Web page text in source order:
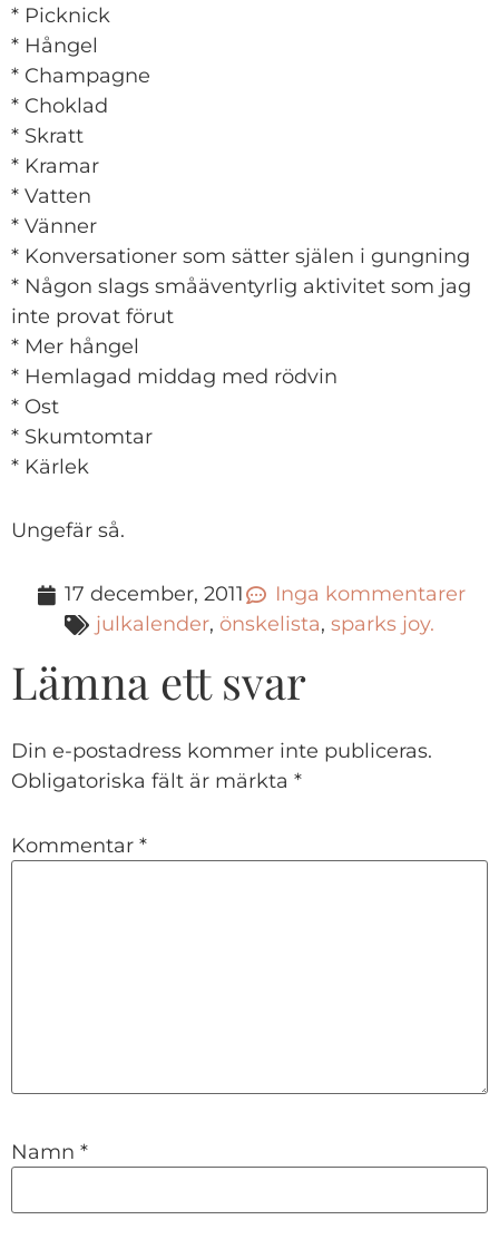
* Picknick
* Hångel
* Champagne
* Choklad
* Skratt
* Kramar
* Vatten
* Vänner
* Konversationer som sätter själen i gungning
* Någon slags småäventyrlig aktivitet som jag
inte provat förut
* Mer hångel
* Hemlagad middag med rödvin
* Ost
* Skumtomtar
* Kärlek
Ungefär så.
17 december, 2011
Inga kommentarer
julkalender, önskelista, sparks joy.
Lämna ett svar
Din e-postadress kommer inte publiceras.
Obligatoriska fält är märkta *
Kommentar *
Namn *